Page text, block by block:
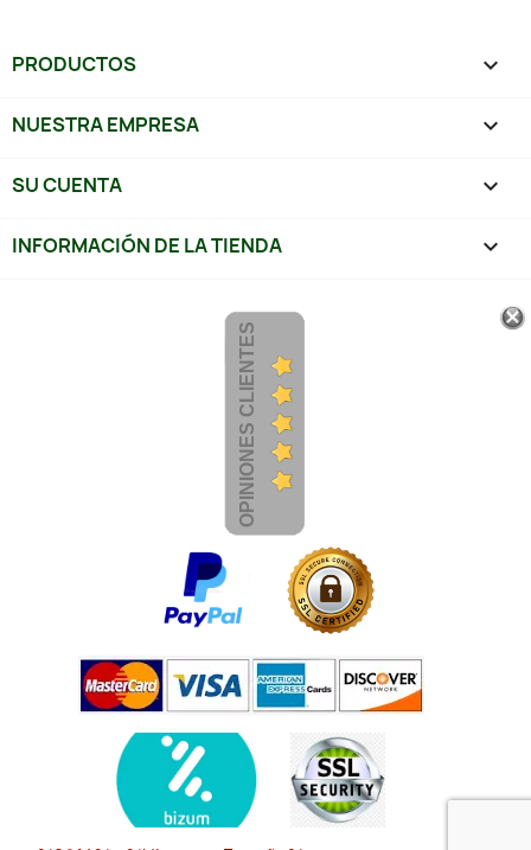
PRODUCTOS 
NUESTRA EMPRESA 
SU CUENTA 
INFORMACIÓN DE LA TIENDA keyboard_arrow_down
OPINIONES CLIENTES